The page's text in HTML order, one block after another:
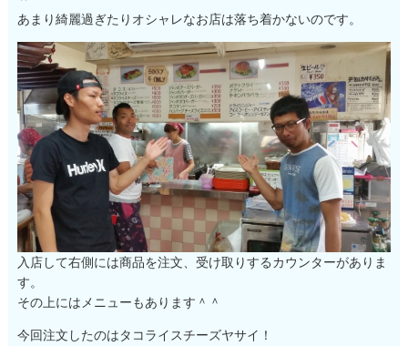
あまり綺麗過ぎたりオシャレなお店は落ち着かないのです。
入店して右側には商品を注文、受け取りするカウンターがありま
す。
その上にはメニューもあります＾＾
今回注文したのはタコライスチーズヤサイ！